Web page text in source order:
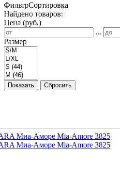
ФильтрСортировка
Найдено товаров:
Цена (руб.)
...
Размер
Показать Сбросить